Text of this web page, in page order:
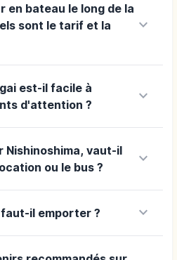
en bateau le long de la
sont le tarif et la
keyboard_arrow_down
est-il facile à
d'attention ?
keyboard_arrow_down
Nishinoshima, vaut-il
ou le bus ?
keyboard_arrow_down
il emporter ? keyboard_arrow_down